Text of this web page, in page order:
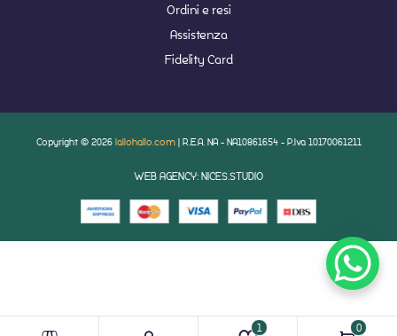
1 0
Ordini e resi
Assistenza
Fidelity Card
Copyright © 2026 lallohallo.com | R.E.A. NA - NA10861654 - P.Iva 10170061211
WEB AGENCY: NICES.STUDIO